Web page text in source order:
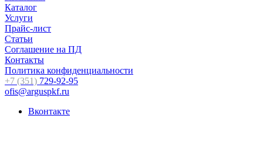
Каталог
Услуги
Прайс-лист
Статьи
Соглашение на ПД
Контакты
Политика конфиденциальности
+7 (351) 729-92-95
ofis@arguspkf.ru
Вконтакте